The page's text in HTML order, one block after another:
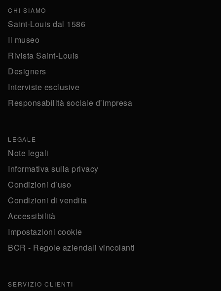
CHI SIAMO
Saint-Louis dal 1586
Il museo
Rivista Saint-Louis
Designers
Interviste esclusive
Responsabilità sociale d’impresa
LEGALE
Note legali
Informativa sulla privacy
Condizioni d’uso
Condizioni di vendita
Accessibilità
Impostazioni cookie
BCR - Regole aziendali vincolanti
SERVIZIO CLIENTI